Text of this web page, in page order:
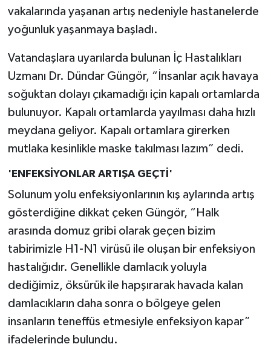
vakalarında yaşanan artış nedeniyle hastanelerde
yoğunluk yaşanmaya başladı.
Vatandaşlara uyarılarda bulunan İç Hastalıkları
Uzmanı Dr. Dündar Güngör, “İnsanlar açık havaya
soğuktan dolayı çıkamadığı için kapalı ortamlarda
bulunuyor. Kapalı ortamlarda yayılması daha hızlı
meydana geliyor. Kapalı ortamlara girerken
mutlaka kesinlikle maske takılması lazım” dedi.
'ENFEKSİYONLAR ARTIŞA GEÇTİ'
Solunum yolu enfeksiyonlarının kış aylarında artış
gösterdiğine dikkat çeken Güngör, “Halk
arasında domuz gribi olarak geçen bizim
tabirimizle H1-N1 virüsü ile oluşan bir enfeksiyon
hastalığıdır. Genellikle damlacık yoluyla
dediğimiz, öksürük ile hapşırarak havada kalan
damlacıkların daha sonra o bölgeye gelen
insanların teneffüs etmesiyle enfeksiyon kapar”
ifadelerinde bulundu.